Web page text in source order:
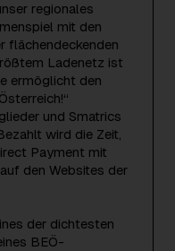
regionales
mit den
flächendeckenden
Ladenetz ist
ermöglicht den
und Smatrics
wird die Zeit,
Payment mit
den Websites der
der dichtesten
BEÖ-